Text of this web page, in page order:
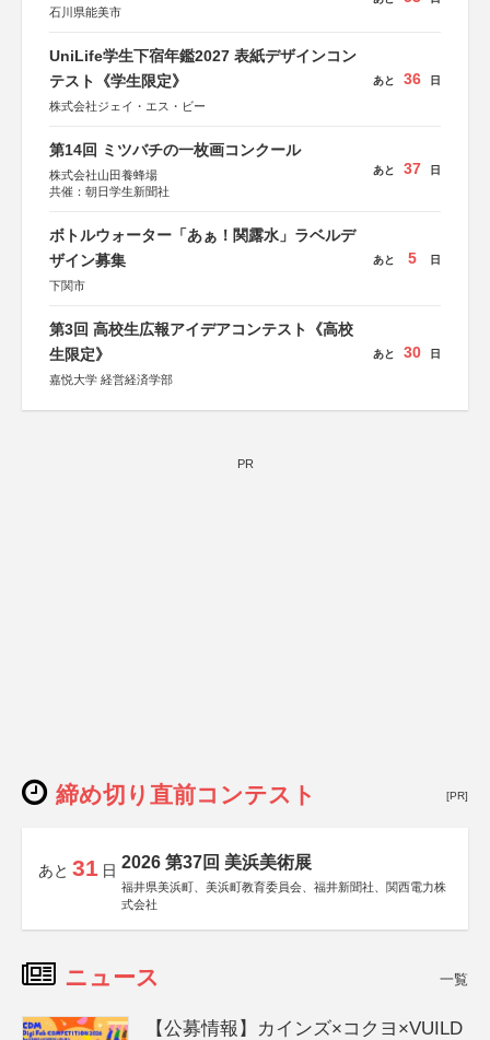
石川県能美市
UniLife学生下宿年鑑2027 表紙デザインコン
テスト《学生限定》
株式会社ジェイ・エス・ビー
あと 36 日
第14回 ミツバチの一枚画コンクール
株式会社山田養蜂場
共催：朝日学生新聞社
あと 37 日
ボトルウォーター「あぁ！関露水」ラベルデ
ザイン募集
下関市
あと 5 日
第3回 高校生広報アイデアコンテスト《高校
生限定》
嘉悦大学 経営経済学部
あと 30 日
PR
締め切り直前コンテスト [PR]
あと 31 日 2026 第37回 美浜美術展
福井県美浜町、美浜町教育委員会、福井新聞社、関西電力株
式会社
ニュース 一覧
【公募情報】カインズ×コクヨ×VUILD